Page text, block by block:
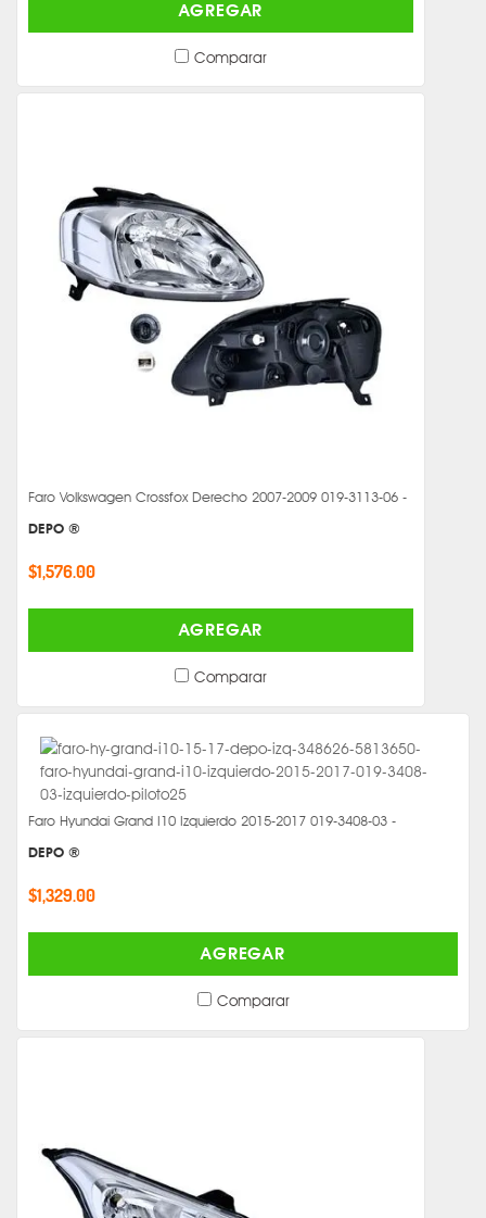
AGREGAR
Comparar
Faro Volkswagen Crossfox Derecho 2007-2009 019-3113-06 -
DEPO ®
$1,576.00
AGREGAR
Comparar
Faro Hyundai Grand I10 Izquierdo 2015-2017 019-3408-03 -
DEPO ®
$1,329.00
AGREGAR
Comparar